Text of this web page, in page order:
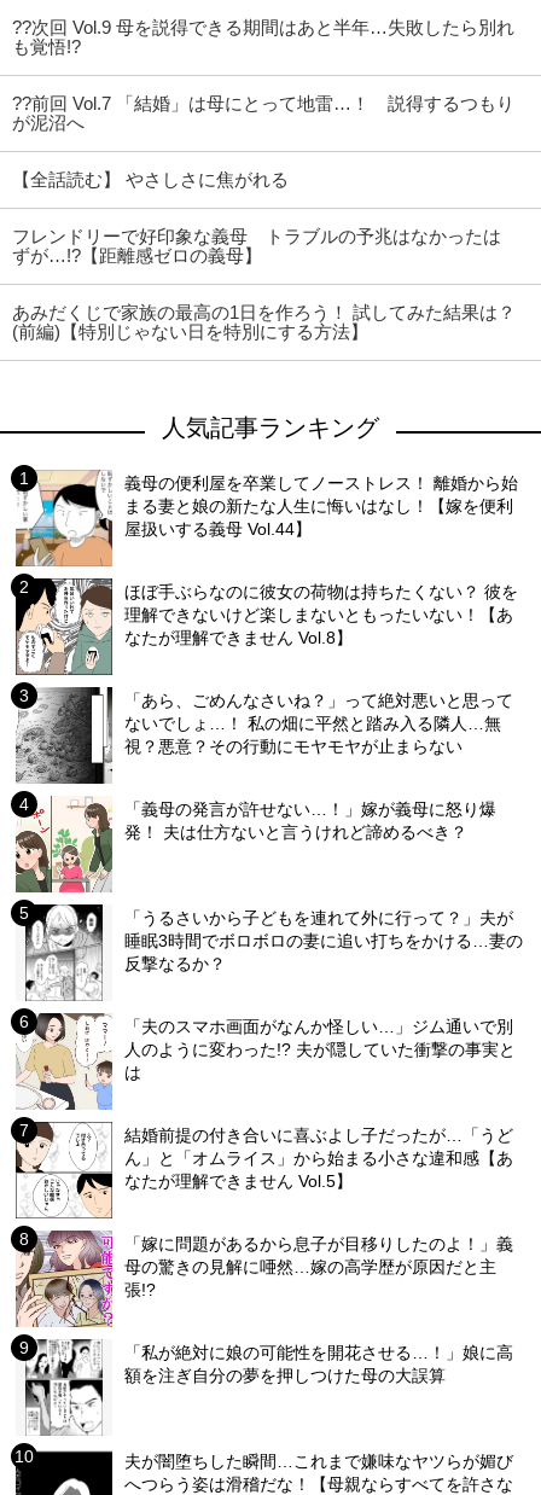
??次回 Vol.9 母を説得できる期間はあと半年…失敗したら別れ
も覚悟!?
??前回 Vol.7 「結婚」は母にとって地雷…！ 説得するつもり
が泥沼へ
【全話読む】 やさしさに焦がれる
フレンドリーで好印象な義母 トラブルの予兆はなかったは
ずが…!?【距離感ゼロの義母】
あみだくじで家族の最高の1日を作ろう！ 試してみた結果は？
(前編)【特別じゃない日を特別にする方法】
人気記事ランキング
義母の便利屋を卒業してノーストレス！ 離婚から始
まる妻と娘の新たな人生に悔いはなし！【嫁を便利
屋扱いする義母 Vol.44】
ほぼ手ぶらなのに彼女の荷物は持ちたくない？ 彼を
理解できないけど楽しまないともったいない！【あ
なたが理解できません Vol.8】
「あら、ごめんなさいね？」って絶対悪いと思って
ないでしょ…！ 私の畑に平然と踏み入る隣人…無
視？悪意？その行動にモヤモヤが止まらない
「義母の発言が許せない…！」嫁が義母に怒り爆
発！ 夫は仕方ないと言うけれど諦めるべき？
「うるさいから子どもを連れて外に行って？」夫が
睡眠3時間でボロボロの妻に追い打ちをかける…妻の
反撃なるか？
「夫のスマホ画面がなんか怪しい…」ジム通いで別
人のように変わった!? 夫が隠していた衝撃の事実と
は
結婚前提の付き合いに喜ぶよし子だったが…「うど
ん」と「オムライス」から始まる小さな違和感【あ
なたが理解できません Vol.5】
「嫁に問題があるから息子が目移りしたのよ！」義
母の驚きの見解に唖然…嫁の高学歴が原因だと主
張!?
「私が絶対に娘の可能性を開花させる…！」娘に高
額を注ぎ自分の夢を押しつけた母の大誤算
夫が闇堕ちした瞬間…これまで嫌味なヤツらが媚び
へつらう姿は滑稽だな！【母親ならすべてを許さな